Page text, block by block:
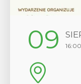
12 17:00